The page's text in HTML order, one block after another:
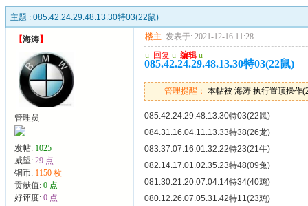
主题 : 085.42.24.29.48.13.30特03(22鼠)
【海涛】
管理员
发帖: 1025
威望: 29 点
铜币: 1150 枚
贡献值: 0 点
好评度: 0 点
楼主 发表于: 2021-12-16 11:28
u 回复 u 编辑 u
085.42.24.29.48.13.30特03(22鼠)
管理提醒： 本帖被 海涛 执行置顶操作
085.42.24.29.48.13.30特03(22鼠)
084.31.16.04.11.13.33特38(26龙)
083.37.07.16.01.32.22特23(21牛)
082.14.17.01.02.35.23特48(09兔)
081.30.21.20.07.04.14特34(40鸡)
080.12.26.07.05.31.42特11(23鸡)